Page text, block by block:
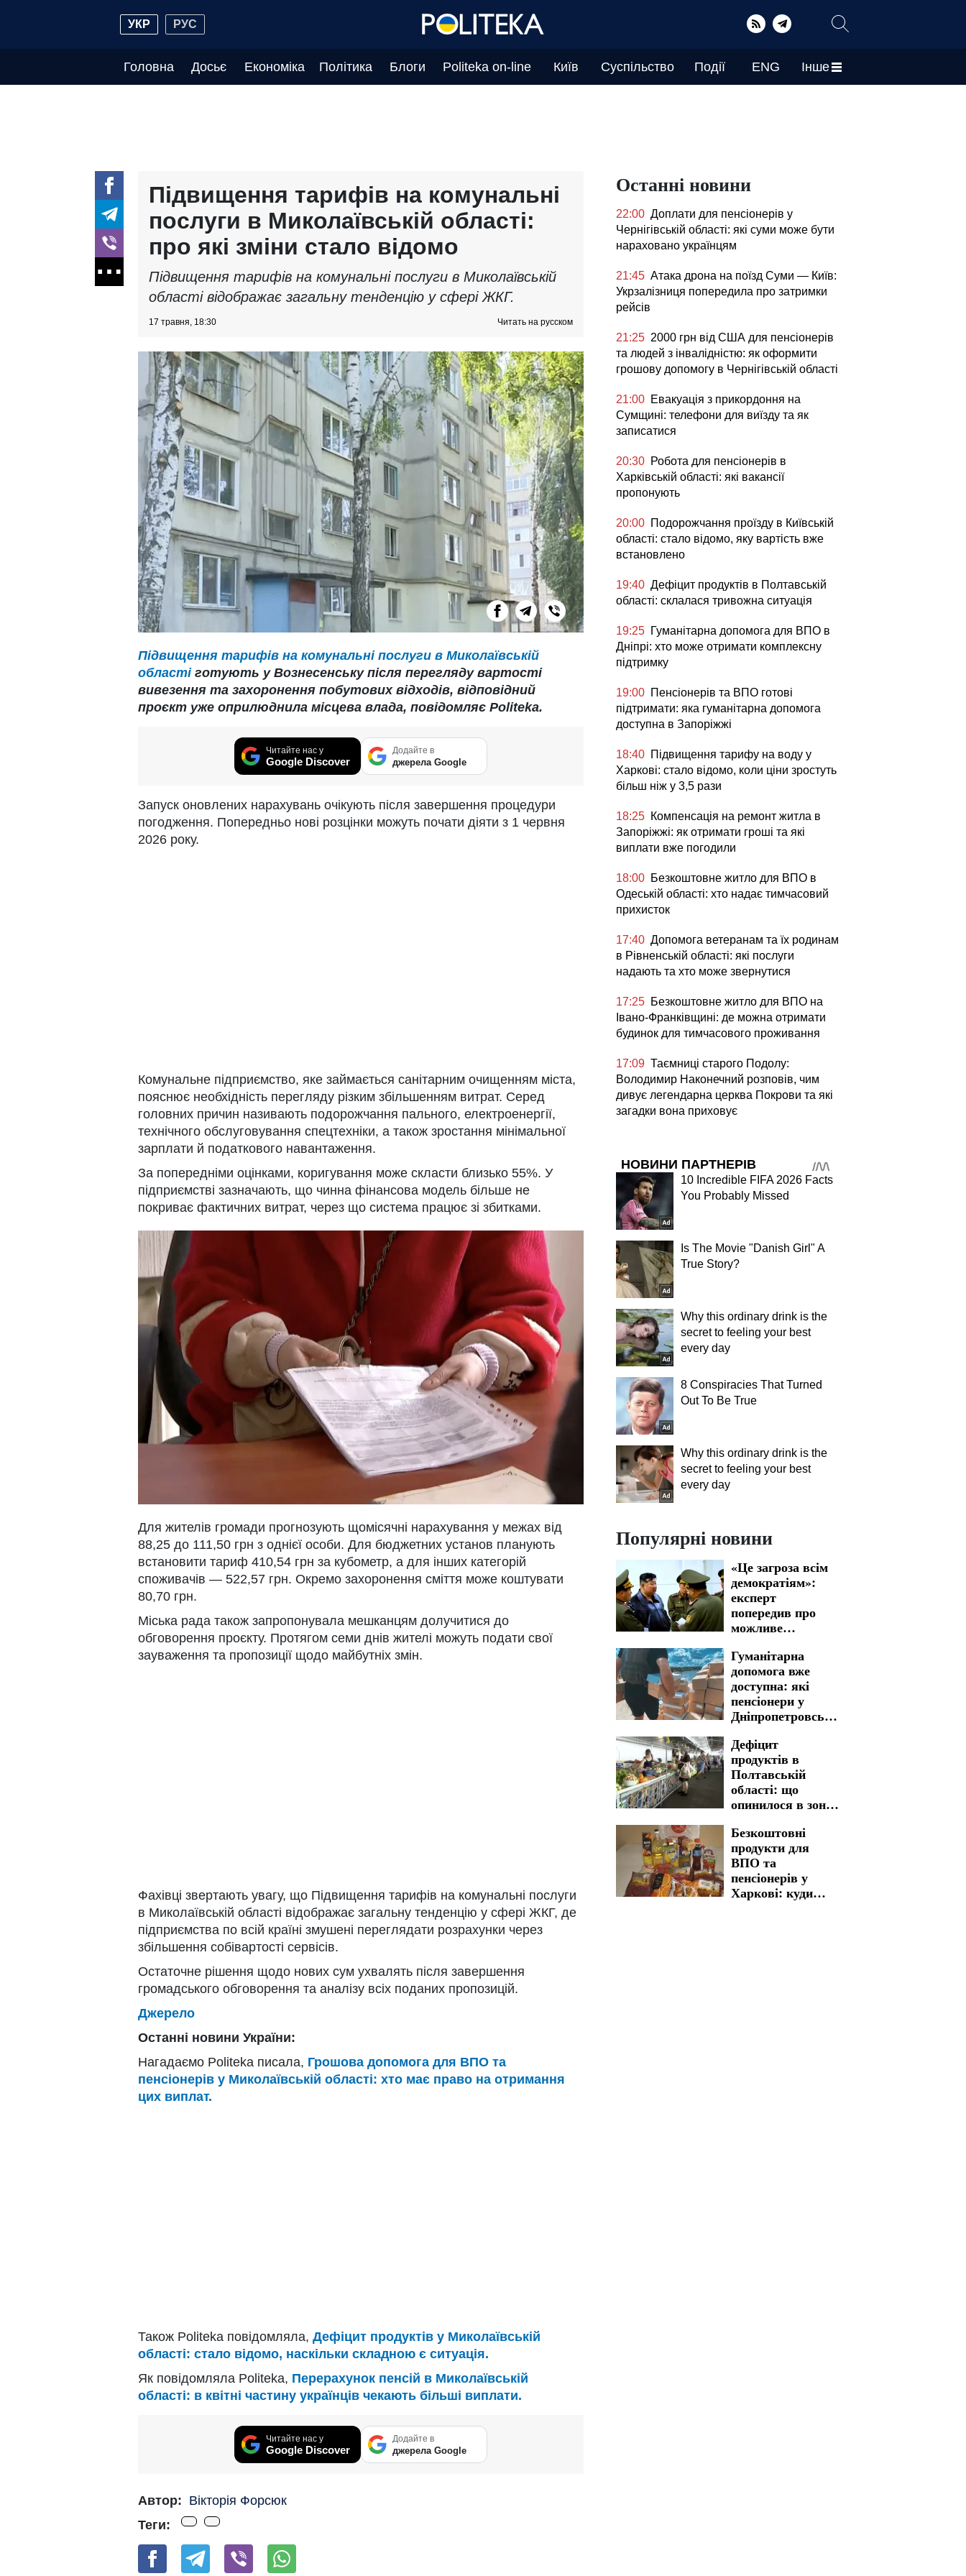
УКР РУС
Головна Досьє Економіка Політика Блоги Politeka on-line Київ Суспільство Події ENG Інше
Підвищення тарифів на комунальні
послуги в Миколаївській області:
про які зміни стало відомо
Підвищення тарифів на комунальні послуги в Миколаївській
області відображає загальну тенденцію у сфері ЖКГ.
17 травня, 18:30 Читать на русском
Підвищення тарифів на комунальні послуги в Миколаївській
областіготують у Вознесенську після перегляду вартості
вивезення та захоронення побутових відходів, відповідний
проєкт уже оприлюднила місцева влада, повідомляє Politeka.
Читайте нас у
Google Discover
Додайте в
джерела Google
Запуск оновлених нарахувань очікують після завершення процедури
погодження. Попередньо нові розцінки можуть почати діяти з 1 червня
2026 року.
Комунальне підприємство, яке займається санітарним очищенням міста,
пояснює необхідність перегляду різким збільшенням витрат. Серед
головних причин називають подорожчання пального, електроенергії,
технічного обслуговування спецтехніки, а також зростання мінімальної
зарплати й податкового навантаження.
За попередніми оцінками, коригування може скласти близько 55%. У
підприємстві зазначають, що чинна фінансова модель більше не
покриває фактичних витрат, через що система працює зі збитками.
Для жителів громади прогнозують щомісячні нарахування у межах від
88,25 до 111,50 грн з однієї особи. Для бюджетних установ планують
встановити тариф 410,54 грн за кубометр, а для інших категорій
споживачів — 522,57 грн. Окремо захоронення сміття може коштувати
80,70 грн.
Міська рада також запропонувала мешканцям долучитися до
обговорення проєкту. Протягом семи днів жителі можуть подати свої
зауваження та пропозиції щодо майбутніх змін.
Фахівці звертають увагу, що Підвищення тарифів на комунальні послуги
в Миколаївській області відображає загальну тенденцію у сфері ЖКГ, де
підприємства по всій країні змушені переглядати розрахунки через
збільшення собівартості сервісів.
Остаточне рішення щодо нових сум ухвалять після завершення
громадського обговорення та аналізу всіх поданих пропозицій.
Джерело
Останні новини України:
Нагадаємо Politeka писала, Грошова допомога для ВПО та
пенсіонерів у Миколаївській області: хто має право на отримання
цих виплат.
Також Politeka повідомляла, Дефіцит продуктів у Миколаївській
області: стало відомо, наскільки складною є ситуація.
Як повідомляла Politeka, Перерахунок пенсій в Миколаївській
області: в квітні частину українців чекають більші виплати.
Читайте нас у
Google Discover
Додайте в
джерела Google
Автор: Вікторія Форсюк
Теги:
Останні новини
22:00 Доплати для пенсіонерів у
Чернігівській області: які суми може бути
нараховано українцям
21:45 Атака дрона на поїзд Суми — Київ:
Укрзалізниця попередила про затримки
рейсів
21:25 2000 грн від США для пенсіонерів
та людей з інвалідністю: як оформити
грошову допомогу в Чернігівській області
21:00 Евакуація з прикордоння на
Сумщині: телефони для виїзду та як
записатися
20:30 Робота для пенсіонерів в
Харківській області: які вакансії
пропонують
20:00 Подорожчання проїзду в Київській
області: стало відомо, яку вартість вже
встановлено
19:40 Дефіцит продуктів в Полтавській
області: склалася тривожна ситуація
19:25 Гуманітарна допомога для ВПО в
Дніпрі: хто може отримати комплексну
підтримку
19:00 Пенсіонерів та ВПО готові
підтримати: яка гуманітарна допомога
доступна в Запоріжжі
18:40 Підвищення тарифу на воду у
Харкові: стало відомо, коли ціни зростуть
більш ніж у 3,5 рази
18:25 Компенсація на ремонт житла в
Запоріжжі: як отримати гроші та які
виплати вже погодили
18:00 Безкоштовне житло для ВПО в
Одеській області: хто надає тимчасовий
прихисток
17:40 Допомога ветеранам та їх родинам
в Рівненській області: які послуги
надають та хто може звернутися
17:25 Безкоштовне житло для ВПО на
Івано-Франківщині: де можна отримати
будинок для тимчасового проживання
17:09 Таємниці старого Подолу:
Володимир Наконечний розповів, чим
дивує легендарна церква Покрови та які
загадки вона приховує
НОВИНИ ПАРТНЕРІВ
10 Incredible FIFA 2026 Facts
You Probably Missed
Is The Movie "Danish Girl" A
True Story?
Why this ordinary drink is the
secret to feeling your best
every day
8 Conspiracies That Turned
Out To Be True
Why this ordinary drink is the
secret to feeling your best
every day
Популярні новини
«Це загроза всім
демократіям»:
експерт
попередив про
можливе
північнокорейців
у війну
Гуманітарна
допомога вже
доступна: які
пенсіонери у
Дніпропетровській
скористатися
підтримкою
Дефіцит
продуктів в
Полтавській
області: що
опинилося в зоні
Безкоштовні
продукти для
ВПО та
пенсіонерів у
Харкові: куди